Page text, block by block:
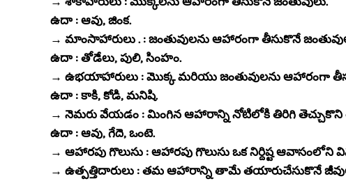
ఉదా : ఆవు, జింక.
→ మాంసాహారులు . : జంతువులను ఆహారంగా తీసుకొనే
ఉదా : తోడేలు, పులి, సింహం.
→ ఉభయాహారులు : మొక్క మరియు జంతువులను ఆహారంగా
ఉదా : కాకి, కోడి, మనిషి.
→ నెమరు వేయడం : మింగిన ఆహారాన్ని నోటిలోకి తిరిగి
ఉదా : ఆవు, గేదె, ఒంటె.
→ ఆహారపు గొలుసు : ఆహారపు గొలుసు ఒక నిర్దిష్ట ఆవాసంలోని
→ ఉత్పత్తిదారులు : తమ ఆహారాన్ని తామే తయారుచేసుకొనే